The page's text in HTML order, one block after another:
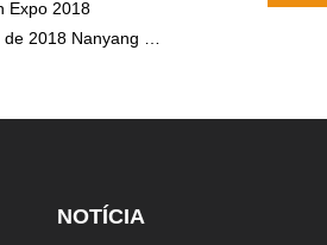
Expo 2018
Innovation Top 100 Enterprises
NOTÍCIA